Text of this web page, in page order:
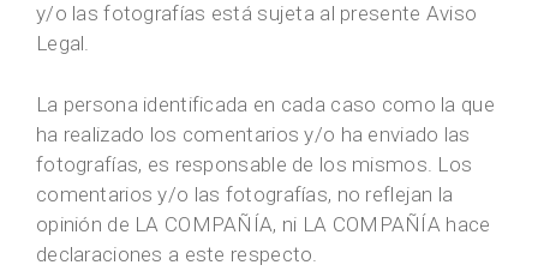
y/o las fotografías está sujeta al presente Aviso
Legal.
La persona identificada en cada caso como la que
ha realizado los comentarios y/o ha enviado las
fotografías, es responsable de los mismos. Los
comentarios y/o las fotografías, no reflejan la
opinión de LA COMPAÑÍA, ni LA COMPAÑÍA hace
declaraciones a este respecto.